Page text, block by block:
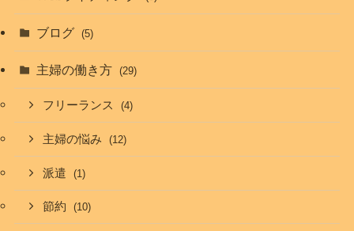
ブログ (5)
主婦の働き方 (29)
フリーランス (4)
主婦の悩み (12)
派遣 (1)
節約 (10)